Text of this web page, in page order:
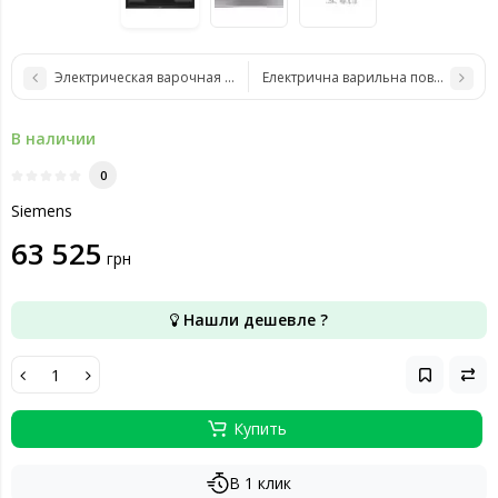
Электрическая варочная поверхность Siemens EH651FEB1E
Електрична варильна поверхня
В наличии
0
Siemens
63 525 грн
Нашли дешевле ?
Купить
В 1 клик